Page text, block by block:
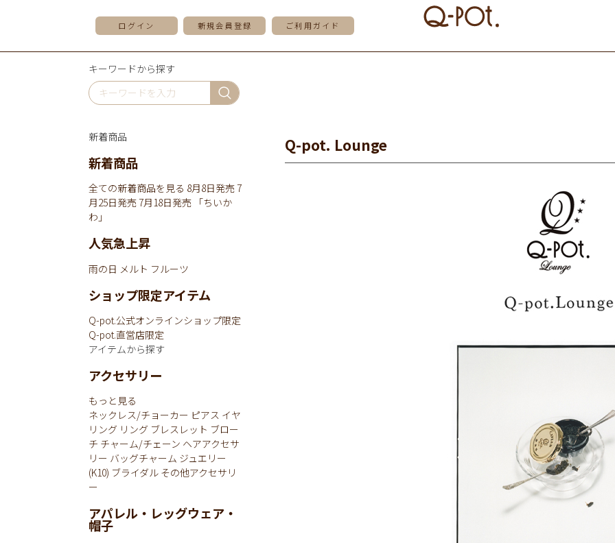
ログイン 新規会員登録 ご利用ガイド
キーワードから探す
Q-pot. Lounge
新着商品
新着商品
全ての新着商品を見る 8月8日発売7
月25日発売7月18日発売 「ちいか
わ」
人気急上昇
雨の日 メルト フルーツ
ショップ限定アイテム
Q-pot.公式オンラインショップ限定
Q-pot.直営店限定
アイテムから探す
アクセサリー
もっと見る
ネックレス/チョーカー ピアス イヤ
リング リング ブレスレット ブロー
チ チャーム/チェーン ヘアアクセサ
リー バッグチャーム ジュエリー
(K10) ブライダル その他アクセサリ
ー
アパレル・レッグウェア・
帽子